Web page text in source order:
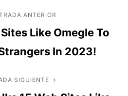
Entrada
anterior
ANTERIOR
Like Omegle To
In 2023!
Entrada
SIGUIENTE